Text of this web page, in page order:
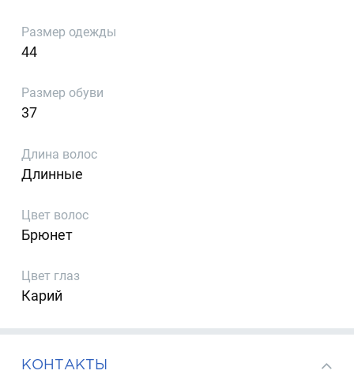
Размер одежды
44
Размер обуви
37
Длина волос
Длинные
Цвет волос
Брюнет
Цвет глаз
Карий
КОНТАКТЫ